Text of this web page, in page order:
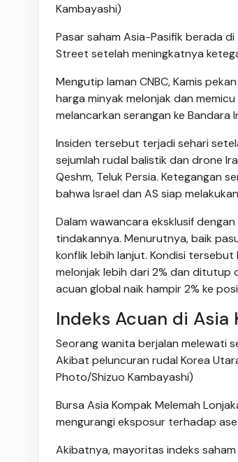
Kambayashi)
Pasar saham Asia-Pasifik berada
Street setelah meningkatnya
Mengutip laman CNBC, Kamis
harga minyak melonjak dan
melancarkan serangan ke Bandara
Insiden tersebut terjadi sehari
sejumlah rudal balistik dan drone
Qeshm, Teluk Persia. Ketegangan
bahwa Israel dan AS siap
Dalam wawancara eksklusif
tindakannya. Menurutnya, baik
konflik lebih lanjut. Kondisi
melonjak lebih dari 2% dan ditutup
acuan global naik hampir 2% ke
Indeks Acuan di Asia
Seorang wanita berjalan melewati
Akibat peluncuran rudal Korea
Photo/Shizuo Kambayashi)
Bursa Asia Kompak Melemah
mengurangi eksposur terhadap
Akibatnya, mayoritas indeks